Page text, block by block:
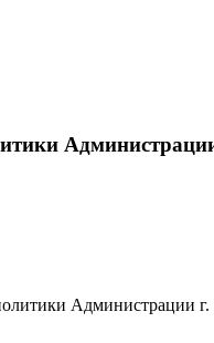
Администрации г.